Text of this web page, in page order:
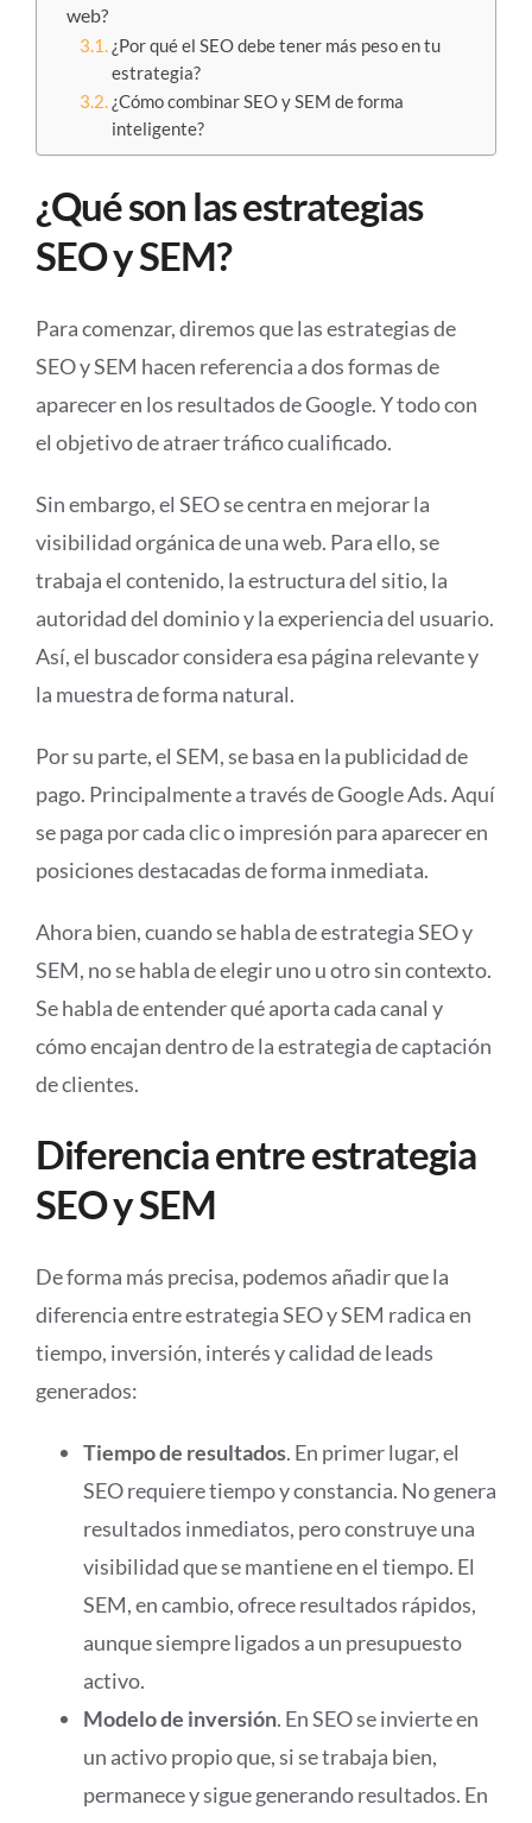
web?
¿Por qué el SEO debe tener más peso en tu
estrategia?
¿Cómo combinar SEO y SEM de forma
inteligente?
¿Qué son las estrategias
SEO y SEM?
Para comenzar, diremos que las estrategias de
SEO y SEM hacen referencia a dos formas de
aparecer en los resultados de Google. Y todo con
el objetivo de atraer tráfico cualificado.
Sin embargo, el SEO se centra en mejorar la
visibilidad orgánica de una web. Para ello, se
trabaja el contenido, la estructura del sitio, la
autoridad del dominio y la experiencia del usuario.
Así, el buscador considera esa página relevante y
la muestra de forma natural.
Por su parte, el SEM, se basa en la publicidad de
pago. Principalmente a través de Google Ads. Aquí
se paga por cada clic o impresión para aparecer en
posiciones destacadas de forma inmediata.
Ahora bien, cuando se habla de estrategia SEO y
SEM, no se habla de elegir uno u otro sin contexto.
Se habla de entender qué aporta cada canal y
cómo encajan dentro de la estrategia de captación
de clientes.
Diferencia entre estrategia
SEO y SEM
De forma más precisa, podemos añadir que la
diferencia entre estrategia SEO y SEM radica en
tiempo, inversión, interés y calidad de leads
generados:
Tiempo de resultados. En primer lugar, el
SEO requiere tiempo y constancia. No genera
resultados inmediatos, pero construye una
visibilidad que se mantiene en el tiempo. El
SEM, en cambio, ofrece resultados rápidos,
aunque siempre ligados a un presupuesto
activo.
Modelo de inversión. En SEO se invierte en
un activo propio que, si se trabaja bien,
permanece y sigue generando resultados. En